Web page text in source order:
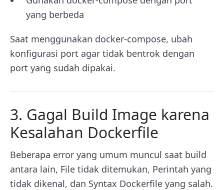
yang berbeda
Saat menggunakan docker-compose, ubah
konfigurasi port agar tidak bentrok dengan
port yang sudah dipakai.
3. Gagal Build Image karena
Kesalahan Dockerfile
Beberapa error yang umum muncul saat build
antara lain, File tidak ditemukan, Perintah yang
tidak dikenal, dan Syntax Dockerfile yang salah.